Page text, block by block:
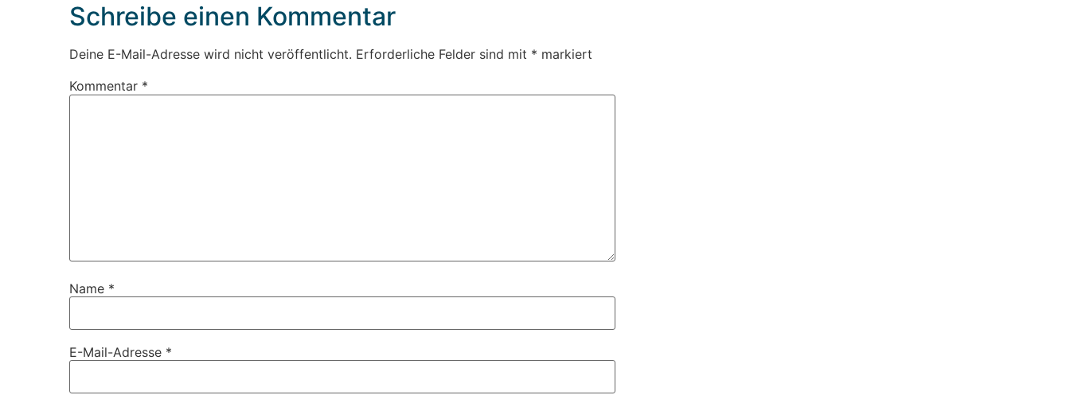
Schreibe einen Kommentar
Deine E-Mail-Adresse wird nicht veröffentlicht. Erforderliche Felder sind mit * markiert
Kommentar *
Name *
E-Mail-Adresse *